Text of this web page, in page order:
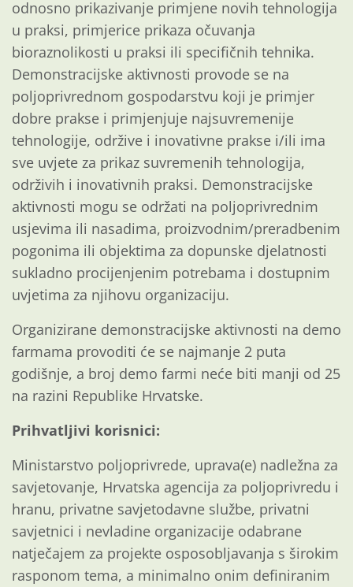
odnosno prikazivanje primjene novih tehnologija
u praksi, primjerice prikaza očuvanja
bioraznolikosti u praksi ili specifičnih tehnika.
Demonstracijske aktivnosti provode se na
poljoprivrednom gospodarstvu koji je primjer
dobre prakse i primjenjuje najsuvremenije
tehnologije, održive i inovativne prakse i/ili ima
sve uvjete za prikaz suvremenih tehnologija,
održivih i inovativnih praksi. Demonstracijske
aktivnosti mogu se održati na poljoprivrednim
usjevima ili nasadima, proizvodnim/preradbenim
pogonima ili objektima za dopunske djelatnosti
sukladno procijenjenim potrebama i dostupnim
uvjetima za njihovu organizaciju.
Organizirane demonstracijske aktivnosti na demo
farmama provoditi će se najmanje 2 puta
godišnje, a broj demo farmi neće biti manji od 25
na razini Republike Hrvatske.
Prihvatljivi korisnici:
Ministarstvo poljoprivrede, uprava(e) nadležna za
savjetovanje, Hrvatska agencija za poljoprivredu i
hranu, privatne savjetodavne službe, privatni
savjetnici i nevladine organizacije odabrane
natječajem za projekte osposobljavanja s širokim
rasponom tema, a minimalno onim definiranim